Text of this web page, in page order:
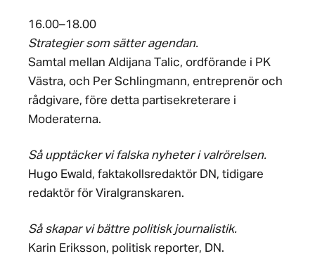
16.00–18.00
Strategier som sätter agendan.
Samtal mellan Aldijana Talic, ordförande i PK
Västra, och Per Schlingmann, entreprenör och
rådgivare, före detta partisekreterare i
Moderaterna.
Så upptäcker vi falska nyheter i valrörelsen.
Hugo Ewald, faktakollsredaktör DN, tidigare
redaktör för Viralgranskaren.
Så skapar vi bättre politisk journalistik.
Karin Eriksson, politisk reporter, DN.